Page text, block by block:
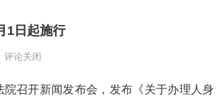
1日起施行
评论关闭
院召开新闻发布会，发布《关于办理人身